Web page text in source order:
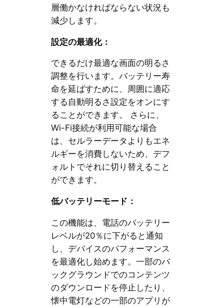
層働かなければならない状況も
減少します。
設定の最適化：
できるだけ最適な画面の明るさ
調整を行います。バッテリー寿
命を延ばすために、周囲に適応
する自動明るさ設定をオンにす
ることができます。 さらに、
Wi-Fi接続が利用可能な場合
は、セルラーデータよりもエネ
ルギーを消費しないため、デフ
ォルトでそれに切り替えること
ができます。
低バッテリーモード：
この機能は、電話のバッテリー
レベルが20％に下がると通知
し、デバイスのパフォーマンス
を最適化し始めます。一部のバ
ックグラウンドでのコンテンツ
のダウンロードを停止したり、
懐中電灯などの一部のアプリが